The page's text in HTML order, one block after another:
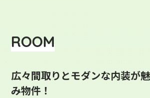
ROOM
広々間取りとモダンな内装が
み物件！